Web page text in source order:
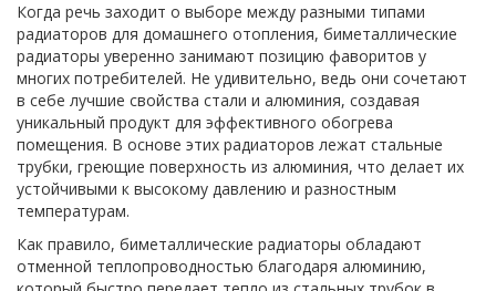
Когда речь заходит о выборе между разными типами
радиаторов для домашнего отопления, биметаллические
радиаторы уверенно занимают позицию фаворитов у
многих потребителей. Не удивительно, ведь они сочетают
в себе лучшие свойства стали и алюминия, создавая
уникальный продукт для эффективного обогрева
помещения. В основе этих радиаторов лежат стальные
трубки, греющие поверхность из алюминия, что делает их
устойчивыми к высокому давлению и разностным
температурам.
Как правило, биметаллические радиаторы обладают
отменной теплопроводностью благодаря алюминию,